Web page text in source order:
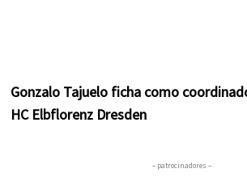
Gonzalo Tajuelo ficha como
HC Elbflorenz Dresden
– patrocinadores –